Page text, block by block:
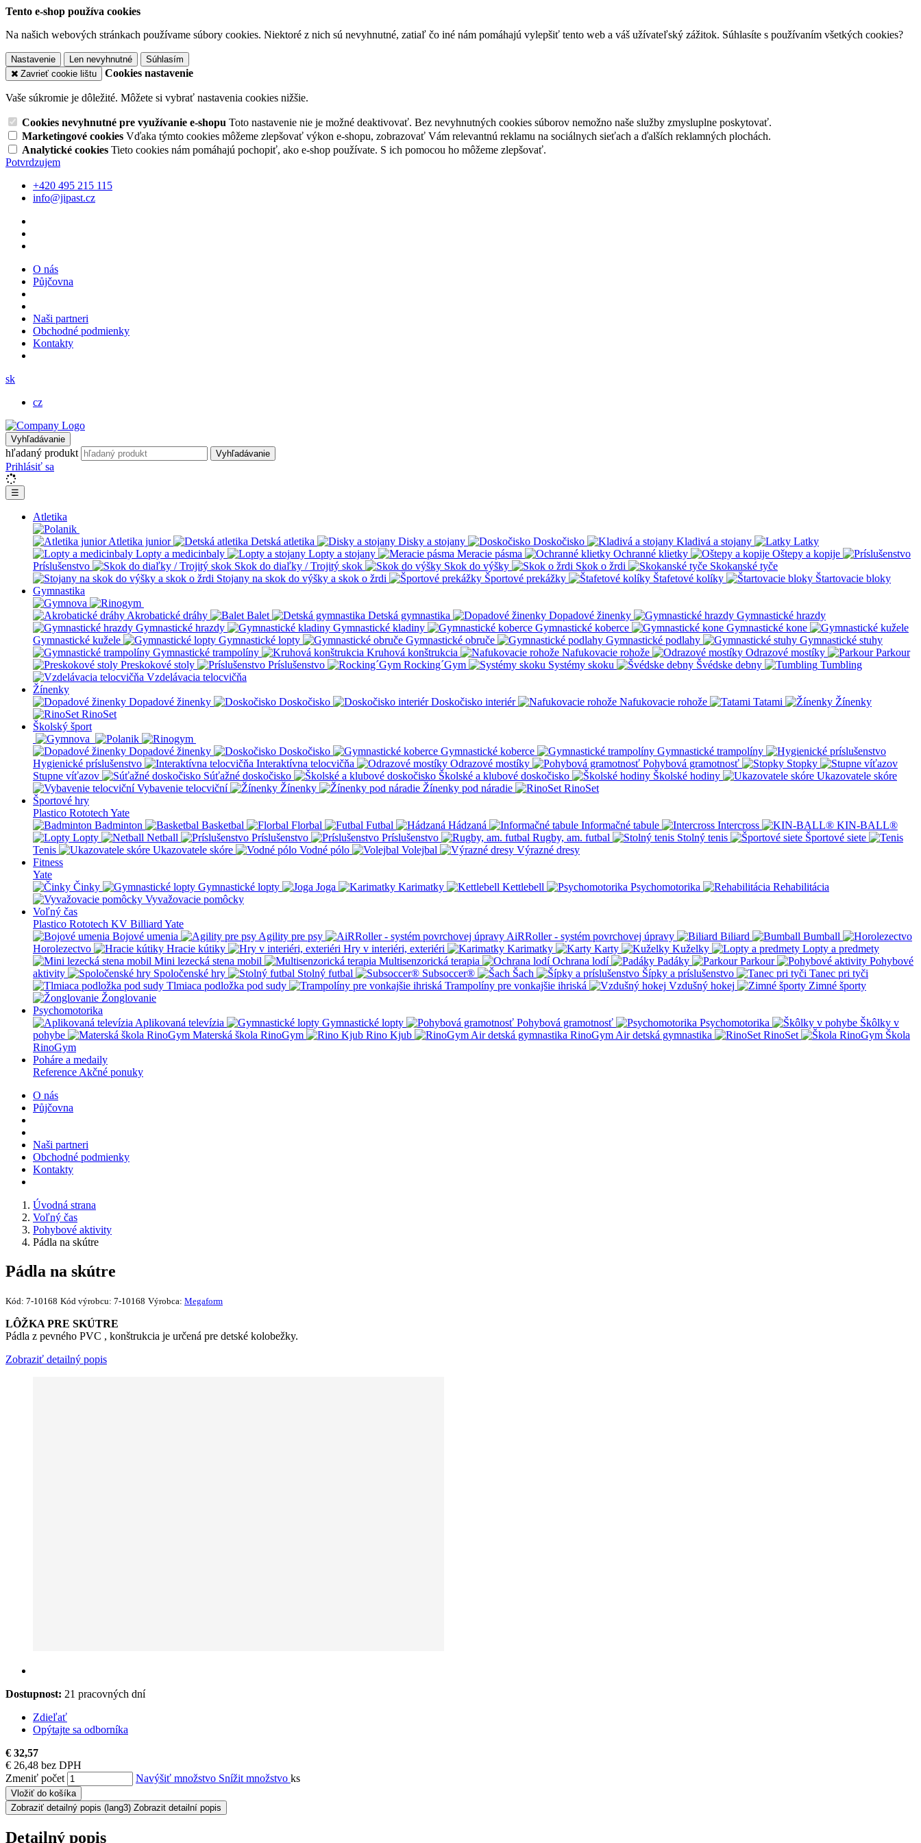
Tento e-shop používa cookies
Na našich webových stránkach používame súbory cookies. Niektoré z nich sú nevyhnutné, zatiaľ čo iné nám pomáhajú vylepšiť tento web a váš užívateľský zážitok. Súhlasíte s používaním všetkých cookies?
Nastavenie Len nevyhnutné
Súhlasím
Zavrieť cookie lištu
Cookies nastavenie
Vaše súkromie je dôležité. Môžete si vybrať nastavenia cookies nižšie.
Cookies nevyhnutné pre využívanie e-shopu Toto nastavenie nie je možné deaktivovať. Bez nevyhnutných cookies súborov nemožno naše služby zmysluplne poskytovať.
Marketingové cookies Vďaka týmto cookies môžeme zlepšovať výkon e-shopu, zobrazovať Vám relevantnú reklamu na sociálnych sieťach a ďalších reklamných plochách.
Analytické cookies Tieto cookies nám pomáhajú pochopiť, ako e-shop používate. S ich pomocou ho môžeme zlepšovať.
Potvrdzujem
+420 495 215 115
info@jipast.cz
O nás
Půjčovna
Naši partneri
Obchodné podmienky
Kontakty
sk
cz
Vyhľadávanie
hľadaný produkt Vyhľadávanie
Prihlásiť sa
☰
Atletika
Atletika junior Detská atletika Disky a stojany Doskočisko Kladivá a stojany
Latky
Lopty a medicinbaly
Lopty a stojany Meracie pásma Ochranné klietky
Oštepy a kopije
Príslušenstvo
Skok do diaľky / Trojitý skok Skok do výšky Skok o žrdi
Skokanské tyče
Stojany na skok do výšky a skok o žrdi
Športové prekážky Štafetové kolíky
Štartovacie bloky
Gymnastika
Akrobatické dráhy Balet Detská gymnastika Dopadové žinenky
Gymnastické hrazdy
Gymnastické hrazdy
Gymnastické kladiny Gymnastické koberce
Gymnastické kone
Gymnastické kužele
Gymnastické lopty Gymnastické obruče Gymnastické podlahy
Gymnastické stuhy
Gymnastické trampolíny
Kruhová konštrukcia Nafukovacie rohože Odrazové mostíky
Parkour
Preskokové stoly
Príslušenstvo Rocking´Gym Systémy skoku Švédske debny
Tumbling
Vzdelávacia telocvičňa
Žínenky
Dopadové žinenky
Doskočisko Doskočisko interiér Nafukovacie rohože Tatami
Žínenky
RinoSet
Školský šport
Dopadové žinenky Doskočisko Gymnastické koberce
Gymnastické trampolíny
Hygienické príslušenstvo
Interaktívna telocvičňa Odrazové mostíky Pohybová gramotnosť
Stopky
Stupne víťazov
Súťažné doskočisko Školské a klubové doskočisko Školské hodiny
Ukazovatele skóre
Vybavenie telocviční
Žínenky Žínenky pod náradie
RinoSet
Športové hry
Plastico Rototech Yate
Badminton
Basketbal Florbal Futbal Hádzaná Informačné tabule Intercross
KIN-BALL®
Lopty
Netball Príslušenstvo Príslušenstvo Rugby, am. futbal Stolný tenis
Športové siete
Tenis
Ukazovatele skóre Vodné pólo Volejbal
Výrazné dresy
Fitness
Yate
Činky
Gymnastické lopty Joga Karimatky Kettlebell Psychomotorika
Rehabilitácia
Vyvažovacie pomôcky
Voľný čas
Plastico Rototech KV Billiard Yate
Bojové umenia
Agility pre psy AiRRoller - systém povrchovej úpravy Biliard
Bumball
Horolezectvo
Hracie kútiky Hry v interiéri, exteriéri Karimatky Karty Kuželky
Lopty a predmety
Mini lezecká stena mobil
Multisenzorická terapia Ochrana lodí Padáky Parkour
Pohybové
aktivity
Spoločenské hry Stolný futbal Subsoccer® Šach Šípky a príslušenstvo
Tanec pri tyči
Tlmiaca podložka pod sudy
Trampolíny pre vonkajšie ihriská Vzdušný hokej
Zimné športy
Žonglovanie
Psychomotorika
Aplikovaná televízia
Gymnastické lopty Pohybová gramotnosť Psychomotorika
Škôlky v
pohybe
Materská škola RinoGym Rino Kjub RinoGym Air detská gymnastika RinoSet
Škola
RinoGym
Poháre a medaily
Reference Akčné ponuky
O nás
Půjčovna
Naši partneri
Obchodné podmienky
Kontakty
Úvodná strana
Voľný čas
Pohybové aktivity
Pádla na skútre
Pádla na skútre
Kód: 7-10168 Kód výrobcu: 7-10168 Výrobca: Megaform
LÔŽKA PRE SKÚTRE
Pádla z pevného PVC , konštrukcia je určená pre detské kolobežky.
Zobraziť detailný popis
Dostupnost: 21 pracovných dní
Zdieľať
Opýtajte sa odborníka
€ 32,57
€ 26,48 bez DPH
Zmeniť počet
Navýšiť množstvo Snížit množstvo ks
Vložiť do košíka
Zobraziť detailný popis (lang3) Zobrazit detailní popis
Detailný popis